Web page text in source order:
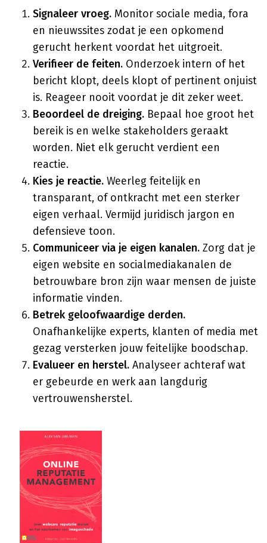
Signaleer vroeg. Monitor sociale media, fora
en nieuwssites zodat je een opkomend
gerucht herkent voordat het uitgroeit.
Verifieer de feiten. Onderzoek intern of het
bericht klopt, deels klopt of pertinent onjuist
is. Reageer nooit voordat je dit zeker weet.
Beoordeel de dreiging. Bepaal hoe groot het
bereik is en welke stakeholders geraakt
worden. Niet elk gerucht verdient een
reactie.
Kies je reactie. Weerleg feitelijk en
transparant, of ontkracht met een sterker
eigen verhaal. Vermijd juridisch jargon en
defensieve toon.
Communiceer via je eigen kanalen. Zorg dat je
eigen website en socialmediakanalen de
betrouwbare bron zijn waar mensen de juiste
informatie vinden.
Betrek geloofwaardige derden.
Onafhankelijke experts, klanten of media met
gezag versterken jouw feitelijke boodschap.
Evalueer en herstel. Analyseer achteraf wat
er gebeurde en werk aan langdurig
vertrouwensherstel.